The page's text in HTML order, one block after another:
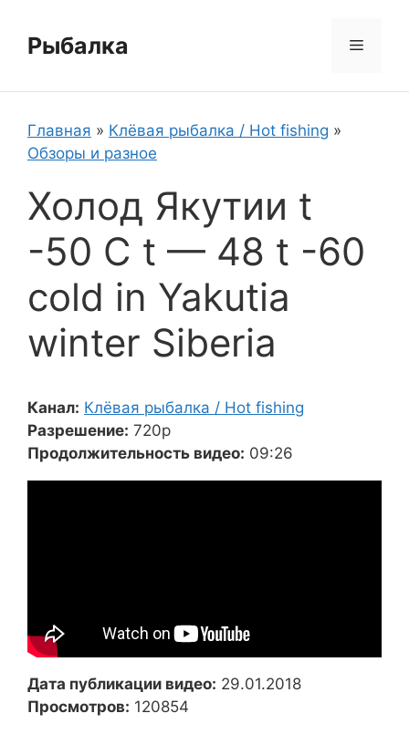
содержимому
Рыбалка Меню
Главная » Клёвая рыбалка / Hot fishing »
Обзоры и разное
Холод Якутии t
-50 C t — 48 t -60
cold in Yakutia
winter Siberia
Канал: Клёвая рыбалка / Hot fishing
Разрешение: 720p
Продолжительность видео: 09:26
Дата публикации видео: 29.01.2018
Просмотров: 120854